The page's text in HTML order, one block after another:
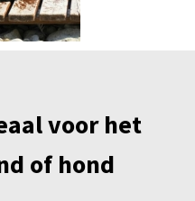
voor het
of hond